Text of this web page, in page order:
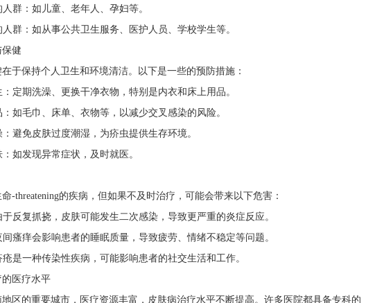
群：如儿童、老年人、孕妇等。
群：如从事公共卫生服务、医护人员、学校学生等。
健
于保持个人卫生和环境清洁。以下是一些的预防措施：
定期洗澡、更换干净衣物，特别是内衣和床上用品。
如毛巾、床单、衣物等，以减少交叉感染的风险。
避免皮肤过度潮湿，为疥虫提供生存环境。
如发现异常症状，及时就医。
-threatening的疾病，但如果不及时治疗，可能会带来以下危害：
反复抓挠，皮肤可能发生二次感染，导致更严重的炎症反应。
瘙痒会影响患者的睡眠质量，导致疲劳、情绪不稳定等问题。
是一种传染性疾病，可能影响患者的社交生活和工作。
医疗水平
区的重要城市，医疗资源丰富，皮肤病治疗水平不断提高。许多医院都具备专科的